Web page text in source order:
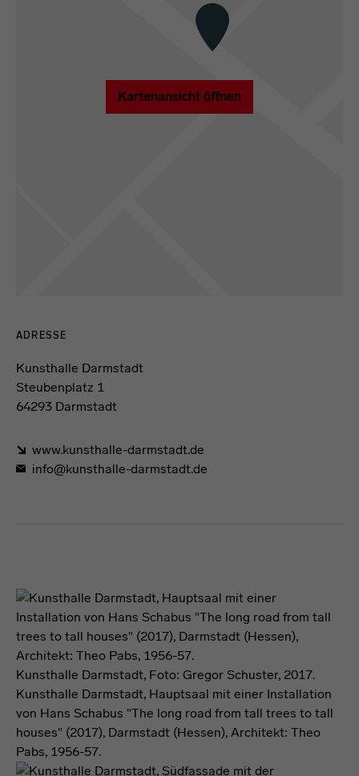
Kartenansicht öffnen
Kontaktdaten und Öffnungszeiten
ADRESSE
Kunsthalle Darmstadt
Steubenplatz 1
64293 Darmstadt
www.kunsthalle-darmstadt.de
info@kunsthalle-darmstadt.de
Kunsthalle Darmstadt, Foto: Gregor Schuster, 2017.
Kunsthalle Darmstadt, Hauptsaal mit einer Installation
von Hans Schabus "The long road from tall trees to tall
houses" (2017), Darmstadt (Hessen), Architekt: Theo
Pabs, 1956-57.